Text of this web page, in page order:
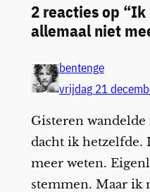
2 reacties op
allemaal niet
bentenge
vrijdag 21
Gisteren
dacht ik hetzelfde.
meer weten.
stemmen. Maar ik